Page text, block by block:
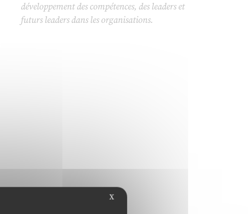
développement des compétences, des leaders et
futurs leaders dans les organisations.
X